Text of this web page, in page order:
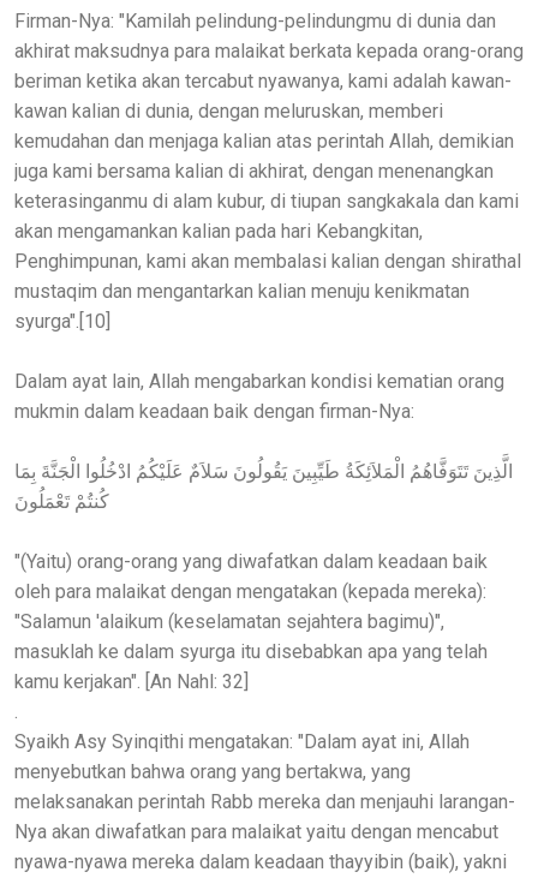
Firman-Nya: "Kamilah pelindung-pelindungmu di dunia dan
akhirat maksudnya para malaikat berkata kepada orang-orang
beriman ketika akan tercabut nyawanya, kami adalah kawan-
kawan kalian di dunia, dengan meluruskan, memberi
kemudahan dan menjaga kalian atas perintah Allah, demikian
juga kami bersama kalian di akhirat, dengan menenangkan
keterasinganmu di alam kubur, di tiupan sangkakala dan kami
akan mengamankan kalian pada hari Kebangkitan,
Penghimpunan, kami akan membalasi kalian dengan shirathal
mustaqim dan mengantarkan kalian menuju kenikmatan
syurga".[10]
Dalam ayat lain, Allah mengabarkan kondisi kematian orang
mukmin dalam keadaan baik dengan firman-Nya:
الَّذِينَ تَتَوَفَّاهُمُ الْمَلاَئِكَةُ طَيِّبِينَ يَقُولُونَ سَلاَمٌ عَلَيْكُمُ ادْخُلُوا الْجَنَّةَ بِمَا
كُنتُمْ تَعْمَلُونَ
"(Yaitu) orang-orang yang diwafatkan dalam keadaan baik
oleh para malaikat dengan mengatakan (kepada mereka):
"Salamun 'alaikum (keselamatan sejahtera bagimu)",
masuklah ke dalam syurga itu disebabkan apa yang telah
kamu kerjakan". [An Nahl: 32]
Syaikh Asy Syinqithi mengatakan: "Dalam ayat ini, Allah
menyebutkan bahwa orang yang bertakwa, yang
melaksanakan perintah Rabb mereka dan menjauhi larangan-
Nya akan diwafatkan para malaikat yaitu dengan mencabut
nyawa-nyawa mereka dalam keadaan thayyibin (baik), yakni